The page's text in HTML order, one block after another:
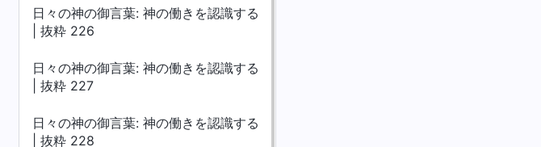
日々の神の御言葉: 神の働きを認識する
| 抜粋 226
日々の神の御言葉: 神の働きを認識する
| 抜粋 227
日々の神の御言葉: 神の働きを認識する
| 抜粋 228